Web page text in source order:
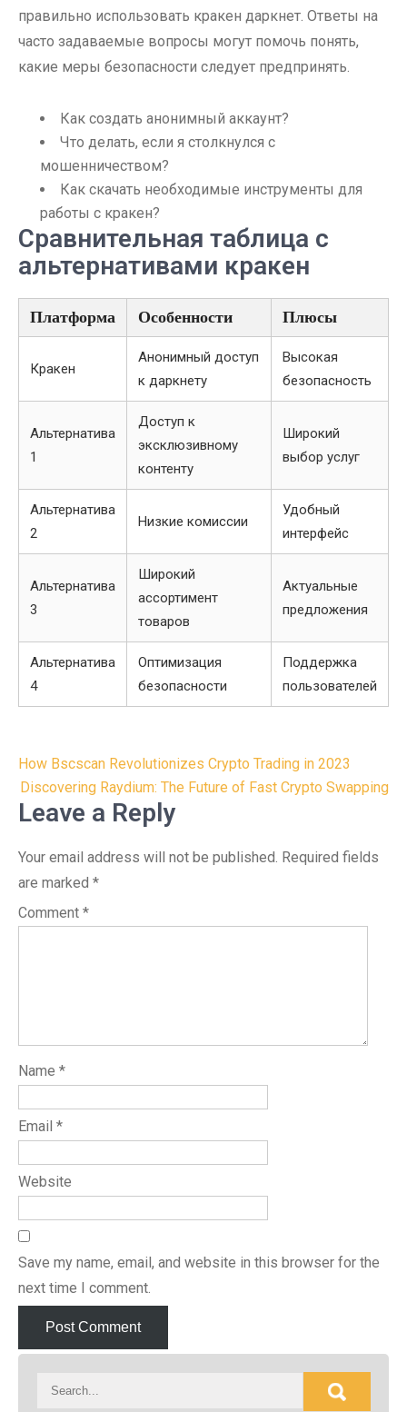
правильно использовать кракен даркнет. Ответы на
часто задаваемые вопросы могут помочь понять,
какие меры безопасности следует предпринять.
Как создать анонимный аккаунт?
Что делать, если я столкнулся с
мошенничеством?
Как скачать необходимые инструменты для
работы с кракен?
Сравнительная таблица с
альтернативами кракен
Платформа Особенности Плюсы
Кракен
Анонимный доступ
к даркнету
Высокая
безопасность
Альтернатива
1
Доступ к
эксклюзивному
контенту
Широкий
выбор услуг
Альтернатива
2
Низкие комиссии
Удобный
интерфейс
Альтернатива
3
Широкий
ассортимент
товаров
Актуальные
предложения
Альтернатива
4
Оптимизация
безопасности
Поддержка
пользователей
Post
navigation
How Bscscan Revolutionizes Crypto Trading in 2023
Discovering Raydium: The Future of Fast Crypto Swapping
Leave a Reply
Your email address will not be published. Required fields
are marked *
Comment *
Name *
Email *
Website
Save my name, email, and website in this browser for the
next time I comment.